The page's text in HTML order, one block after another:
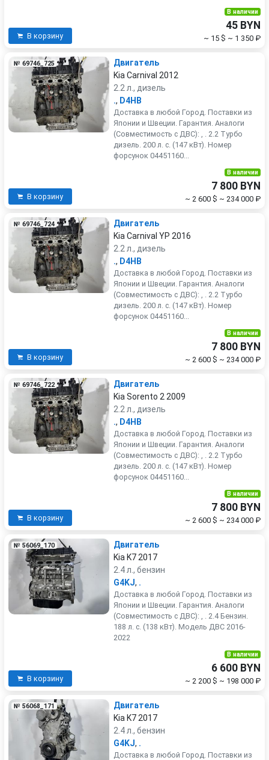
В корзину
В наличии
45 BYN
~ 15 $ ~ 1 350 ₽
№ 69746_725
Двигатель
Kia Carnival 2012
2.2 л., дизель
., D4HB
Доставка в любой Город. Поставки из
Японии и Швеции. Гарантия. Аналоги
(Совместимость с ДВС): , . 2.2 Турбо
дизель. 200 л. с. (147 кВт). Номер
форсунок 04451160...
В корзину
В наличии
7 800 BYN
~ 2 600 $ ~ 234 000 ₽
№ 69746_724
Двигатель
Kia Carnival YP 2016
2.2 л., дизель
., D4HB
Доставка в любой Город. Поставки из
Японии и Швеции. Гарантия. Аналоги
(Совместимость с ДВС): , . 2.2 Турбо
дизель. 200 л. с. (147 кВт). Номер
форсунок 04451160...
В корзину
В наличии
7 800 BYN
~ 2 600 $ ~ 234 000 ₽
№ 69746_722
Двигатель
Kia Sorento 2 2009
2.2 л., дизель
., D4HB
Доставка в любой Город. Поставки из
Японии и Швеции. Гарантия. Аналоги
(Совместимость с ДВС): , . 2.2 Турбо
дизель. 200 л. с. (147 кВт). Номер
форсунок 04451160...
В корзину
В наличии
7 800 BYN
~ 2 600 $ ~ 234 000 ₽
№ 56069_170
Двигатель
Kia K7 2017
2.4 л., бензин
G4KJ, .
Доставка в любой Город. Поставки из
Японии и Швеции. Гарантия. Аналоги
(Совместимость с ДВС): , . 2.4 Бензин.
188 л. с. (138 кВт). Модель ДВС 2016-
2022
В корзину
В наличии
6 600 BYN
~ 2 200 $ ~ 198 000 ₽
№ 56068_171
Двигатель
Kia K7 2017
2.4 л., бензин
G4KJ, .
Доставка в любой Город. Поставки из